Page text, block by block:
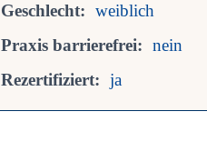
Geschlecht: weiblich
Praxis barrierefrei: nein
Rezertifiziert: ja